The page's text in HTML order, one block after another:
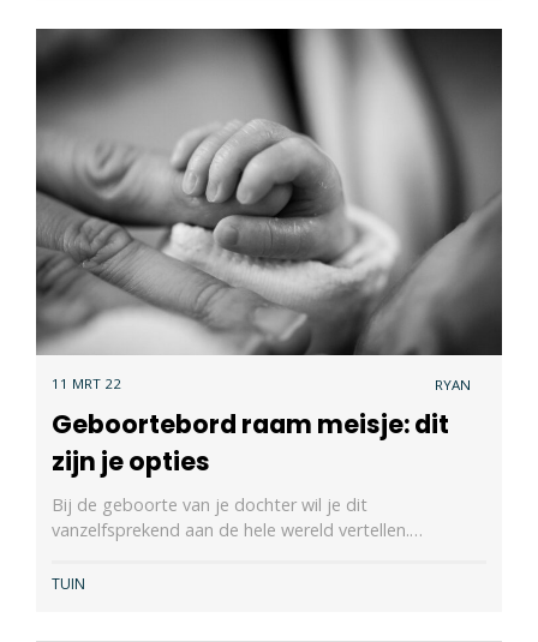
11 MRT 22 RYAN
Geboortebord raam meisje: dit
zijn je opties
Bij de geboorte van je dochter wil je dit
vanzelfsprekend aan de hele wereld vertellen.…
TUIN